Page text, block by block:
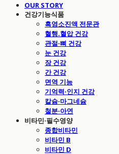
OUR STORY
건강기능식품
흑염소진액 전문관
혈행.혈압 건강
관절·뼈 건강
눈 건강
장 건강
간 건강
면역 기능
기억력·인지 건강
칼슘·마그네슘
철분·아연
비타민·필수영양
종합비타민
비타민 B
비타민 D